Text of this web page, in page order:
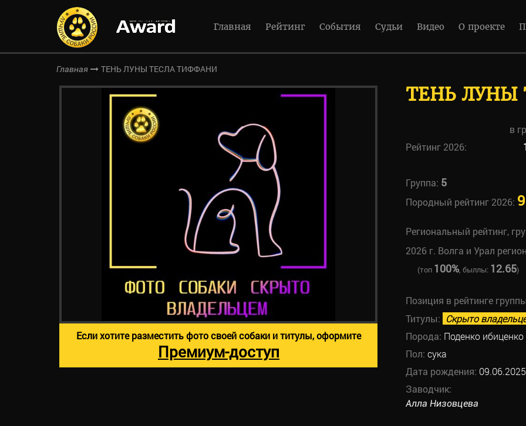
Главная Рейтинг События Судьи Видео О проекте
Главная ТЕНЬ ЛУНЫ ТЕСЛА ТИФФАНИ
ТЕНЬ ЛУНЫ
в
Рейтинг 2026:
Группа: 5
Породный рейтинг 2026: 9
Региональный рейтинг,
2026 г. Волга и Урал
(топ 100%, быллы: 12.65)
Позиция в рейтинге
Титулы: Скрыто
Порода: Поденко
Пол: сука
Дата рождения: 09.06.2025
Заводчик:
Алла Низовцева
Если хотите разместить фото своей собаки и титулы, оформите
Премиум-доступ